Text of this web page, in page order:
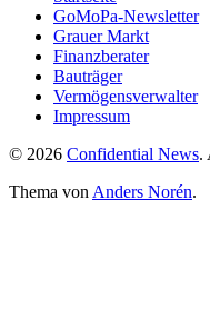
GoMoPa-Newsletter
Grauer Markt
Finanzberater
Bauträger
Vermögensverwalter
Impressum
© 2026 Confidential News.
Thema von Anders Norén.